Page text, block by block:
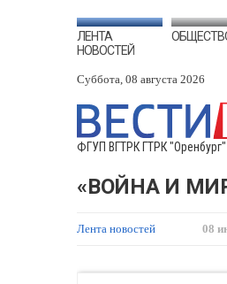
ЛЕНТА
НОВОСТЕЙ
Суббота, 08 августа 2026
ФГУП ВГТРК ГТРК "Оренбург"
«ВОЙНА И
Лента новостей 08